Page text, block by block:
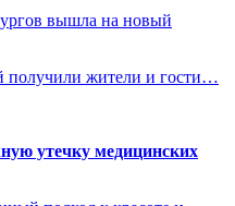
вышла на новый
получили жители и гости…
утечку медицинских